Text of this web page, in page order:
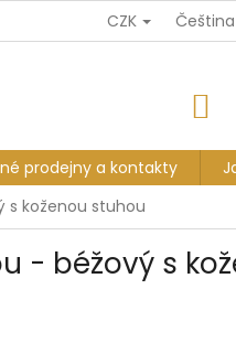
DOPRAVA A PLATBA
CZK Čeština
prodejny a kontakty
s koženou stuhou
- béžový s